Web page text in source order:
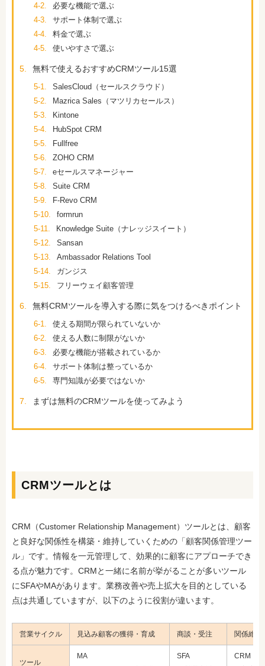
4-2.
必要な機能で選ぶ
4-3.
サポート体制で選ぶ
4-4.
料金で選ぶ
4-5.
使いやすさで選ぶ
5. 無料で使えるおすすめCRMツール15選
5-1.
SalesCloud（セールスクラウド）
5-2.
Mazrica Sales（マツリカセールス）
5-3.
Kintone
5-4.
HubSpot CRM
5-5.
Fullfree
5-6.
ZOHO CRM
5-7.
eセールスマネージャー
5-8.
Suite CRM
5-9.
F-Revo CRM
5-10.
formrun
5-11.
Knowledge Suite（ナレッジスイート）
5-12.
Sansan
5-13.
Ambassador Relations Tool
5-14.
ガンジス
5-15.
フリーウェイ顧客管理
6. 無料CRMツールを導入する際に気をつけるべきポイント
6-1.
使える期間が限られていないか
6-2.
使える人数に制限がないか
6-3.
必要な機能が搭載されているか
6-4.
サポート体制は整っているか
6-5.
専門知識が必要ではないか
7. まずは無料のCRMツールを使ってみよう
CRMツールとは
CRM（Customer Relationship Management）ツールとは、顧客
と良好な関係性を構築・維持していくための「顧客関係管理ツー
ル」です。情報を一元管理して、効果的に顧客にアプローチでき
る点が魅力です。CRMと一緒に名前が挙がることが多いツール
にSFAやMAがあります。業務改善や売上拡大を目的としている
点は共通していますが、以下のように役割が違います。
営業サイクル 見込み顧客の獲得・育成 商談・受注 関係維持
ツール
MA
SFA
CRM